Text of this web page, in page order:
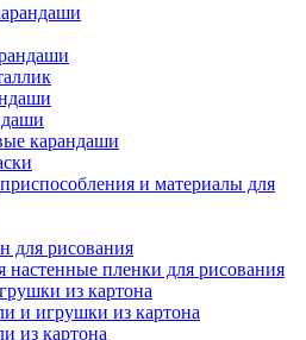
карандаши
и материалы для
для рисования
настенные пленки для рисования
из картона
и игрушки из картона
из картона